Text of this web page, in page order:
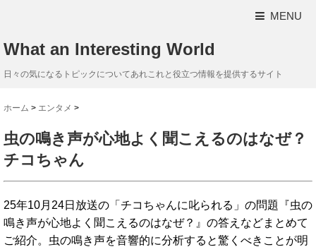
MENU
What an Interesting World
日々の気になるトピックについてあれこれと役立つ情報を提供するサイト
ホーム > エンタメ >
虫の鳴き声が心地よく聞こえるのはなぜ？
チコちゃん
25年10月24日放送の「チコちゃんに叱られる」の問題『虫の
鳴き声が心地よく聞こえるのはなぜ？』の答えなどまとめて
ご紹介。虫の鳴き声を音響的に分析すると驚くべきことが明